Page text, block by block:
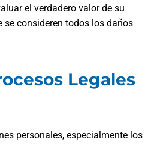
el verdadero valor de su
se consideren todos los daños
Legales
personales, especialmente los